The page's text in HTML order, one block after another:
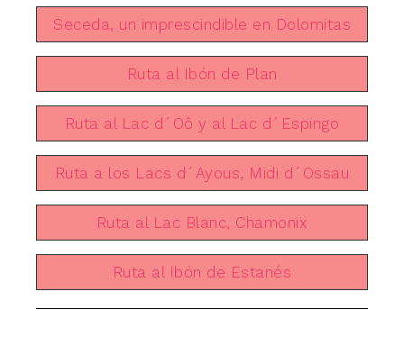
Seceda, un imprescindible en Dolomitas
Ruta al Ibón de Plan
Ruta al Lac d´Oô y al Lac d´Espingo
Ruta a los Lacs d´Ayous, Midi d´Ossau
Ruta al Lac Blanc, Chamonix
Ruta al Ibón de Estanés